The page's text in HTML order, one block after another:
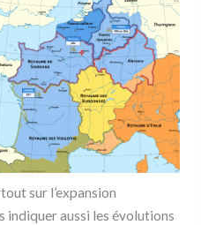
sur l’expansion
aussi les évolutions